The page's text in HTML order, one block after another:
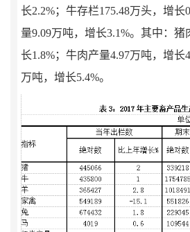
长2.2%；牛存栏175.48万头， 增长
量9.09万吨，增长3.1%。其中：猪
长1.8%；牛肉产量4.97万吨，增长
万吨，增长5.4%。